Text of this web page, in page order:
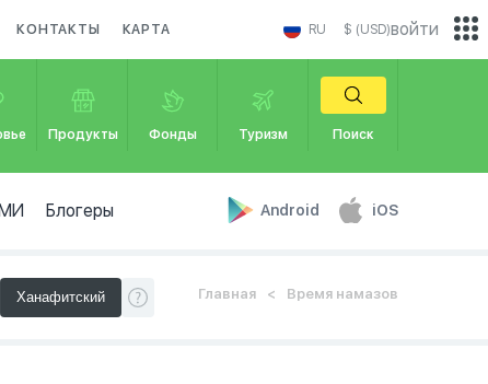
КОНТАКТЫ КАРТА RU $ (USD)
Продукты Фонды Туризм Поиск
Блогеры Android iOS
войти
Главная Время намазов